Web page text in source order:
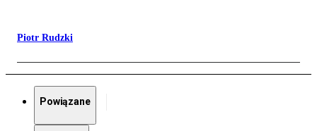
Piotr Rudzki
Powiązane